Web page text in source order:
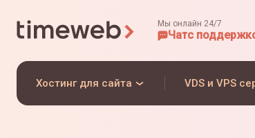
Мы онлайн 24/7
Чатс
Хостинг для сайта VDS и VPS